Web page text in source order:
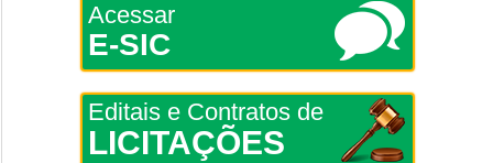
Acessar
E-SIC
Editais e Contratos de
LICITAÇÕES